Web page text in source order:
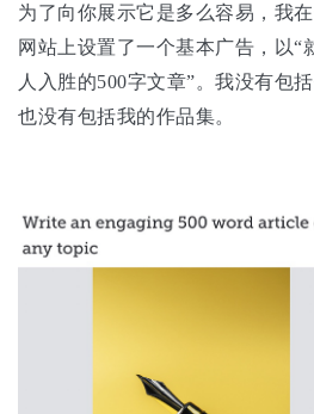
为了向你展示它是多么容易，我
网站上设置了一个基本广告，以“
人入胜的500字文章”。我没有包
也没有包括我的作品集。